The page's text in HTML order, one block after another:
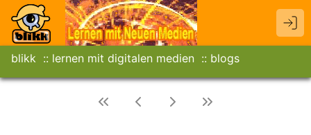
blikk lernen mit digitalen medien blogs